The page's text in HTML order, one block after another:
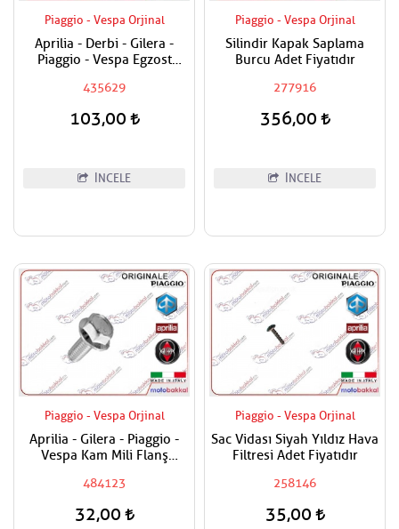
Piaggio - Vespa Orjinal
Aprilia - Derbi - Gilera -
Piaggio - Vespa Egzost
Fiyatıdır
435629
103,00
İNCELE
Piaggio - Vespa Orjinal
Silindir Kapak Saplama
Burcu Adet Fiyatıdır
277916
356,00
İNCELE
Piaggio - Vespa Orjinal
Aprilia - Gilera - Piaggio -
Vespa Kam Mili Flanş
484123
32,00
Piaggio - Vespa Orjinal
Sac Vidası Siyah Yıldız Hava
Filtresi Adet Fiyatıdır
258146
35,00